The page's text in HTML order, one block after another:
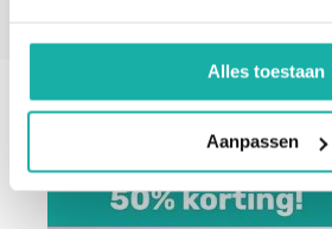
Alles toestaan
Aanpassen